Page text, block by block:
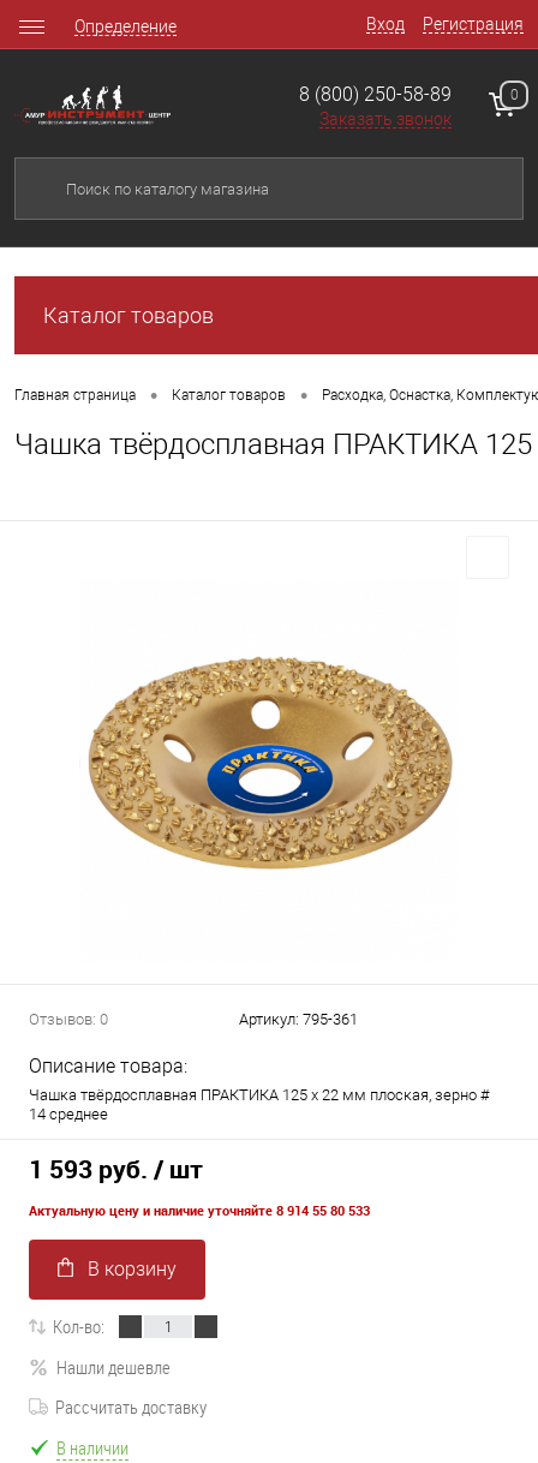
Вход Регистрация
Определение
8 (800) 250-58-89
Заказать звонок
0
Каталог товаров
Главная страница • Каталог товаров • Расходка, Оснастка,
Чашка твёрдосплавная ПРАКТИКА 125
Отзывов: 0 Артикул: 795-361
Описание товара:
Чашка твёрдосплавная ПРАКТИКА 125 х 22 мм плоская, зерно #
14 среднее
1 593 руб. / шт
Актуальную цену и наличие уточняйте 8 914 55 80 533
В корзину
Кол-во:
Нашли дешевле
Рассчитать доставку
В наличии